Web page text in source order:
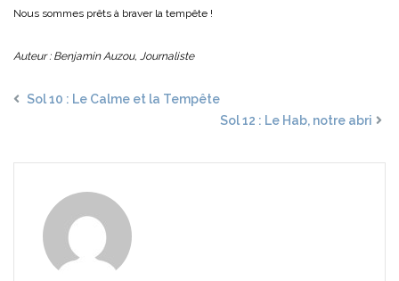
Nous sommes prêts à braver la tempête !
Auteur : Benjamin Auzou, Journaliste
Sol 10 : Le Calme et la Tempête
Sol 12 : Le Hab, notre abri